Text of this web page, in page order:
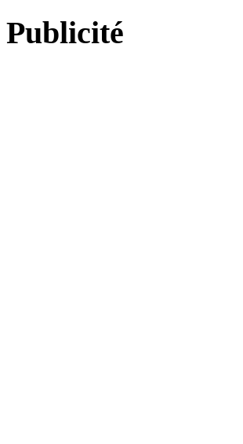
Publicité